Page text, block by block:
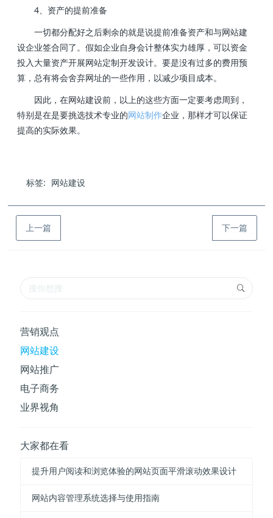
4、资产的提前准备
一切都分配好之后剩余的就是说提前准备资产和与网站建
设企业签合同了。假如企业自身会计整体实力雄厚，可以资金
投入大量资产开展网站定制开发设计。要是没有过多的费用预
算，总有将会舍弃网址的一些作用，以减少项目成本。
因此，在网站建设前，以上的这些方面一定要考虑周到，
特别是在是要挑选技术专业的网站制作企业，那样才可以保证
提高的实际效果。
标签: 网站建设
上一篇 下一篇
营销观点
网站建设
网站推广
电子商务
业界视角
大家都在看
提升用户阅读和浏览体验的网站页面平滑滚动效果设计
网站内容管理系统选择与使用指南